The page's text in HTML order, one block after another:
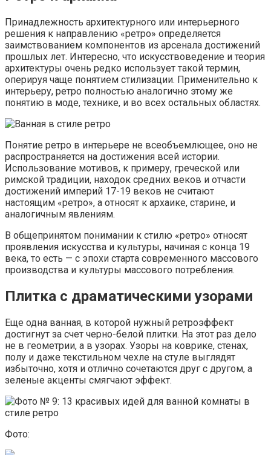
Принадлежность архитектурного или интерьерного
решения к направлению «ретро» определяется
заимствованием компонентов из арсенала достижений
прошлых лет. Интересно, что искусствоведение и теория
архитектуры очень редко использует такой термин,
оперируя чаще понятием стилизации. Применительно к
интерьеру, ретро полностью аналогично этому же
понятию в моде, технике, и во всех остальных областях.
Понятие ретро в интерьере не всеобъемлющее, оно не
распространяется на достижения всей истории.
Использование мотивов, к примеру, греческой или
римской традиции, находок средних веков и отчасти
достижений империй 17-19 веков не считают
настоящим «ретро», а относят к архаике, старине, и
аналогичным явлениям.
В общепринятом понимании к стилю «ретро» относят
проявления искусства и культуры, начиная с конца 19
века, то есть — с эпохи старта современного массового
производства и культуры массового потребления.
Плитка с драматическими узорами
Еще одна ванная, в которой нужный ретроэффект
достигнут за счет черно-белой плитки. На этот раз дело
не в геометрии, а в узорах. Узоры на коврике, стенах,
полу и даже текстильном чехле на стуле выглядят
избыточно, хотя и отлично сочетаются друг с другом, а
зеленые акценты смягчают эффект.
Фото: